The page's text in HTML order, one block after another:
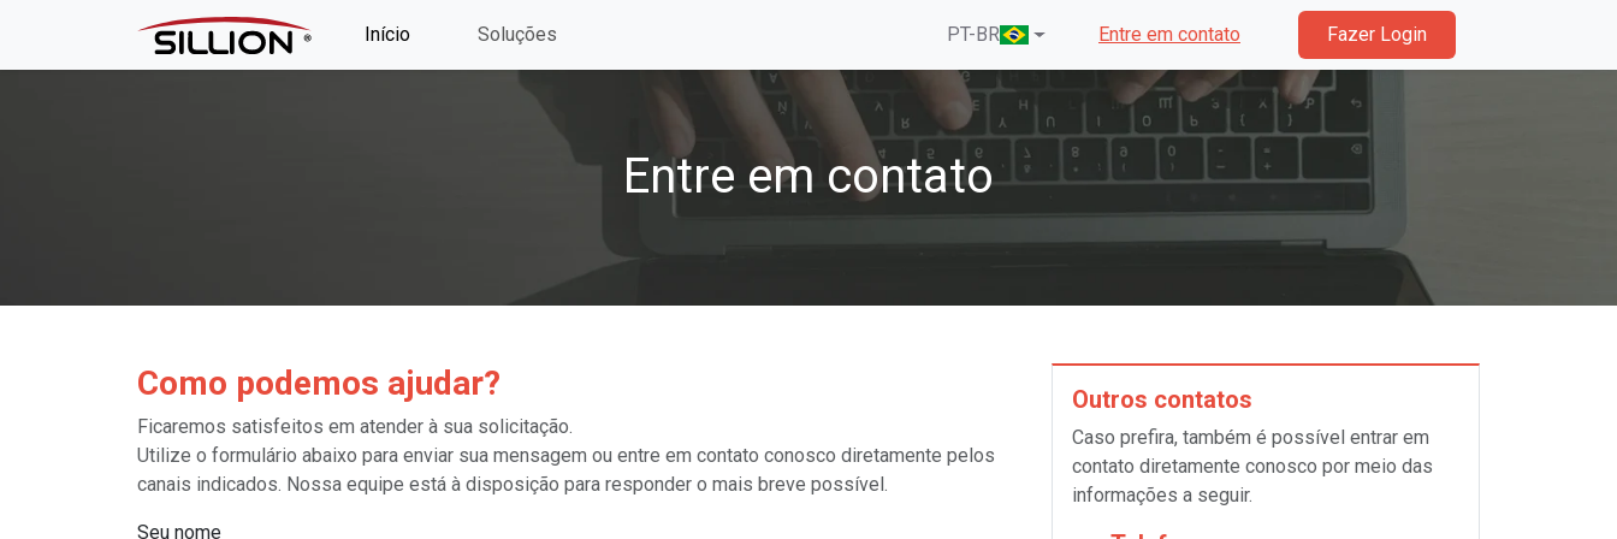
Início Soluções PT-BR Entre em contato Fazer Login
Entre em contato
Como podemos ajudar?
Ficaremos satisfeitos em atender à sua solicitação.
Utilize o formulário abaixo para enviar sua mensagem ou entre em contato conosco diretamente pelos
canais indicados. Nossa equipe está à disposição para responder o mais breve possível.
Seu nome
Outros contatos
Caso prefira, também é possível entrar em
contato diretamente conosco por meio das
informações a seguir.